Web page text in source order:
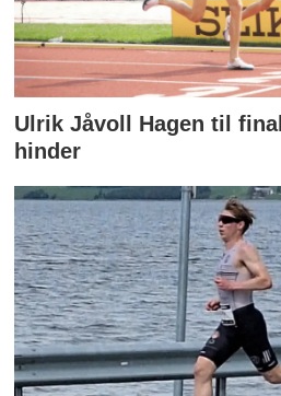
Ulrik Jåvoll Hagen til
hinder